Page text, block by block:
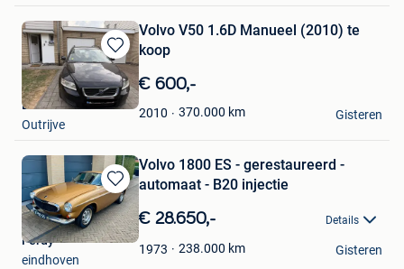
Bewaren
in
Mijn
Favorieten
Volvo V50 1.6D Manueel (2010) te
koop
€ 600,-
2010 370.000 km
Elias Ghassan
Outrijve
Gisteren
Bewaren
in
Mijn
Favorieten
Volvo 1800 ES - gerestaureerd -
automaat - B20 injectie
€ 28.650,- Details
1973 238.000 km
Ferdy
eindhoven
Gisteren